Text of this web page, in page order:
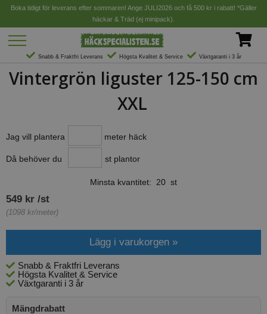
Boka tidigt för leverans efter sommaren! Ange JULI2026 och få 500 kr i rabatt! *Gäller
häckar & Träd (ej minipack).
Snabb & Fraktfri Leverans Högsta Kvalitet & Service Växtgaranti i 3 år
Vintergrön liguster 125-150 cm
XXL
Jag vill plantera meter häck
Då behöver du st plantor
Minsta kvantitet: 20 st
549 kr /st
(1098 kr/meter)
Snabb & Fraktfri Leverans
Högsta Kvalitet & Service
Växtgaranti i 3 år
Mängdrabatt